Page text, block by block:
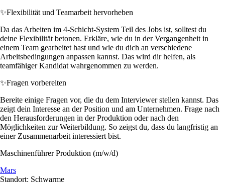
✨Flexibilität und Teamarbeit hervorheben
Da das Arbeiten im 4-Schicht-System Teil des Jobs ist, solltest du
deine Flexibilität betonen. Erkläre, wie du in der Vergangenheit in
einem Team gearbeitet hast und wie du dich an verschiedene
Arbeitsbedingungen anpassen kannst. Das wird dir helfen, als
teamfähiger Kandidat wahrgenommen zu werden.
✨Fragen vorbereiten
Bereite einige Fragen vor, die du dem Interviewer stellen kannst. Das
zeigt dein Interesse an der Position und am Unternehmen. Frage nach
den Herausforderungen in der Produktion oder nach den
Möglichkeiten zur Weiterbildung. So zeigst du, dass du langfristig an
einer Zusammenarbeit interessiert bist.
Maschinenführer Produktion (m/w/d)
Mars
Standort: Schwarme